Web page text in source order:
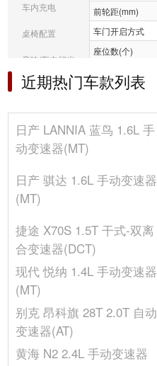
车内充电
桌椅配置
音响/车内灯光
冰箱/空调
选装包
其它
前轮距(mm)
车门开启方式
座位数(个)
车身结构
轴距(mm)
后轮距(mm)
整备质量(kg)
发动机
气缸数(个)
缸盖材料
排量(mL)
近期热门车款列表
日产 LANNIA 蓝鸟 1.6L 手
动变速器(MT)
日产 骐达 1.6L 手动变速器
(MT)
捷途 X70S 1.5T 干式-双离
合变速器(DCT)
现代 悦纳 1.4L 手动变速器
(MT)
别克 昂科旗 28T 2.0T 自动
变速器(AT)
黄海 N2 2.4L 手动变速器